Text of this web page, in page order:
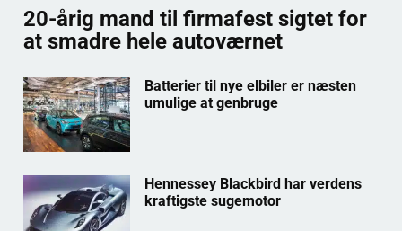
20-årig mand til firmafest sigtet for
at smadre hele autoværnet
Batterier til nye elbiler er næsten
umulige at genbruge
Hennessey Blackbird har verdens
kraftigste sugemotor